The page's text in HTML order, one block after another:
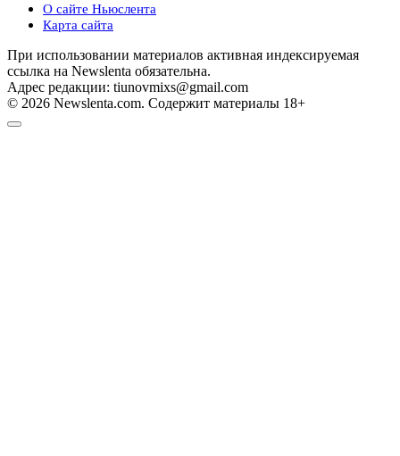
О сайте Ньюслента
Карта сайта
При использовании материалов активная индексируемая
ссылка на Newslenta обязательна.
Адрес редакции: tiunovmixs@gmail.com
© 2026 Newslenta.com. Содержит материалы 18+